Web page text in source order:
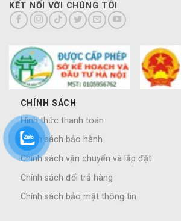
KẾT NỐI VỚI CHÚNG TÔI
CHÍNH SÁCH
Hình thức thanh toán
Chính sách bảo hành
Chính sách vận chuyển và lắp đặt
Chính sách đổi trả hàng
Chính sách bảo mật thông tin